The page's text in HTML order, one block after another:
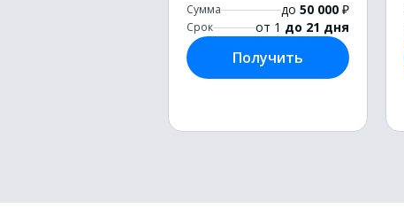
Сумма до 50 000 ₽
Срок от 1 до 21 дня
Получить